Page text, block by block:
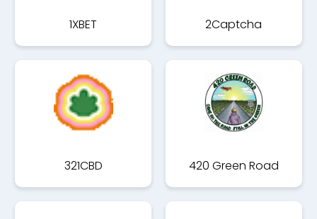
1XBET 2Captcha
321CBD 420 Green Road